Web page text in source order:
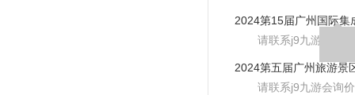
请联系j9九游会询价
请联系j9九游会询价